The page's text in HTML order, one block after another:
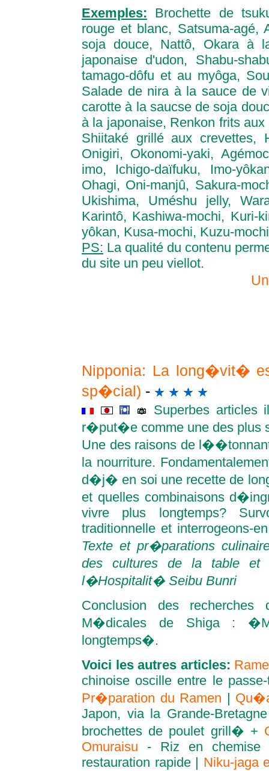
Exemples: Brochette de
rouge et blanc, Satsuma-
soja douce, Nattô, Okara à
japonaise d'udon, Shabu-
tamago-dôfu et au myôga,
Salade de nira à la sauce de
carotte à la saucse de soja
à la japonaise, Renkon frits
Shiitaké grillé aux
Onigiri, Okonomi-yaki,
imo, Ichigo-daïfuku, Imo-
Ohagi, Oni-manjû, Sakura-
Ukishima, Uméshu jelly,
Karintô, Kashiwa-mochi, Kuri-
yôkan, Kusa-mochi, Kuzu-
PS: La qualité du contenu
du site un peu viellot.
Nipponia: La long�vit�
sp�cial) -
Superbes articles
r�put�e comme une des plus
Une des raisons de
la nourriture.
d�j� en soi une recette de
et quelles combinaisons
vivre plus longtemps?
traditionnelle et interrogeons-
Texte et pr�parations
des cultures de la table
l�Hospitalit� Seibu Bunri
Conclusion des
M�dicales de Shiga :
longtemps�.
Voici les autres articles:
chinoise oscille entre le
Pr�paration du Ramen |
Japon, via la Grande-
brochettes de poulet grill� +
Omuraisu - Riz en
restauration rapide | Niku-jaga